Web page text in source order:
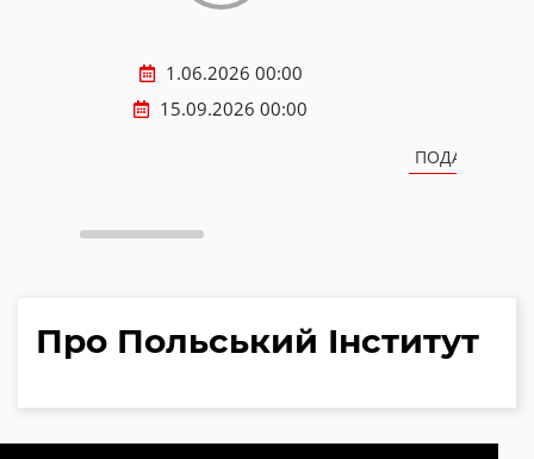
1.06.2026 00:00
15.09.2026 00:00
ПОДАТИ
Про Польський Інститут